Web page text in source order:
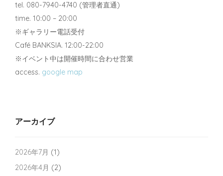
tel. 080-7940-4740 (管理者直通)
time. 10:00 – 20:00
※ギャラリー電話受付
Café BANKSIA. 12:00-22:00
※イベント中は開催時間に合わせ営業
access. google map
アーカイブ
2026年7月 (1)
2026年4月 (2)